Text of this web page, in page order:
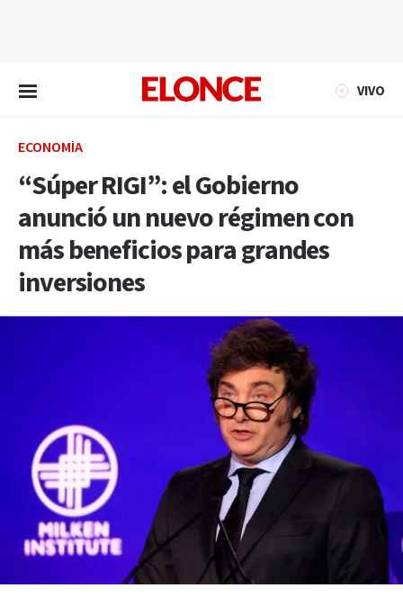
VIVO
ECONOMÍA
“Súper RIGI”: el Gobierno
anunció un nuevo régimen con
más beneficios para grandes
inversiones